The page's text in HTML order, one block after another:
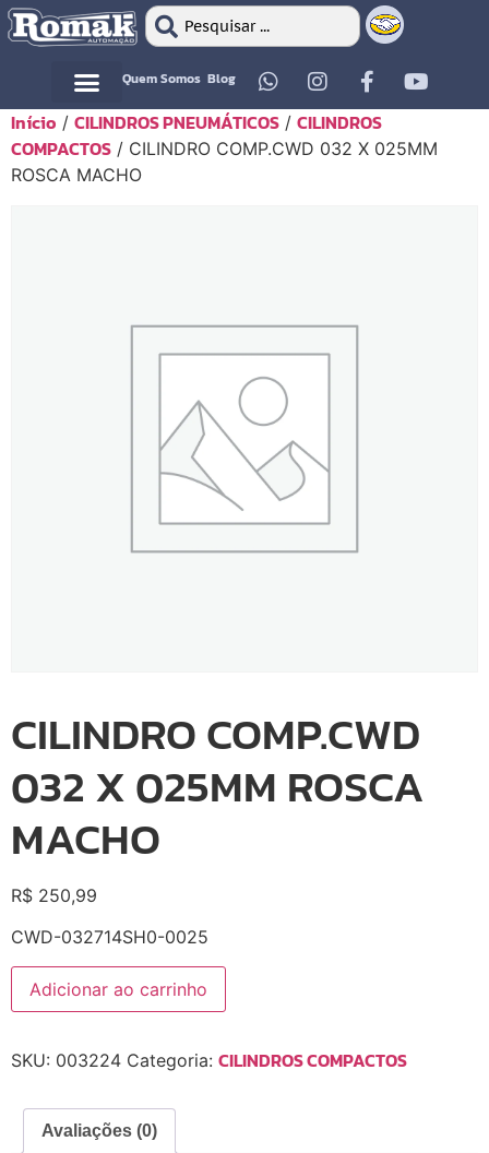
Quem Somos Blog
Início / CILINDROS PNEUMÁTICOS / CILINDROS
COMPACTOS / CILINDRO COMP.CWD 032 X 025MM
ROSCA MACHO
CILINDRO COMP.CWD
032 X 025MM ROSCA
MACHO
R$ 250,99
CWD-032714SH0-0025
Adicionar ao carrinho
SKU: 003224 Categoria: CILINDROS COMPACTOS
Avaliações (0)